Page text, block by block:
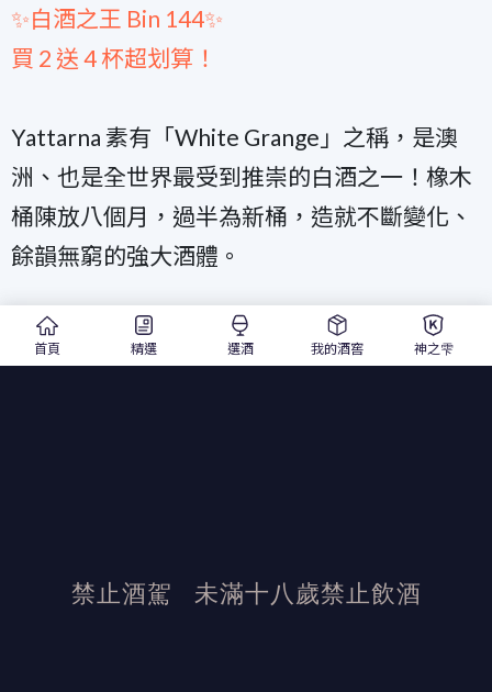
✨白酒之王 Bin 144✨
買 2 送 4 杯超划算！
Yattarna 素有「White Grange」之稱，是澳
洲、也是全世界最受到推崇的白酒之一！橡木
桶陳放八個月，過半為新桶，造就不斷變化、
餘韻無窮的強大酒體。
純淨、優雅、俐落，礦石韻味以及淡淡的奶油
牛軋糖風味，如檸檬派的餘韻竟讓人有置身在
首頁 精選 選酒 我的酒窖 神之雫
禁止酒駕 未滿十八歲禁止飲酒